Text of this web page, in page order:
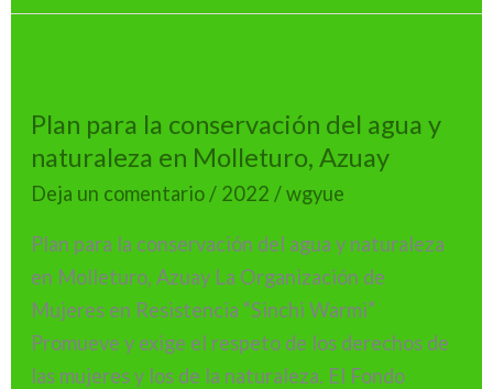
Plan para la conservación del agua y
naturaleza en Molleturo, Azuay
Deja un comentario / 2022 /wgyue
Plan para la conservación del agua y naturaleza
en Molleturo, Azuay La Organización de
Mujeres en Resistencia “Sinchi Warmi”
Promueve y exige el respeto de los derechos de
las mujeres y los de la naturaleza. El Fondo
la
conservación
del
y
naturaleza
en
Molleturo,